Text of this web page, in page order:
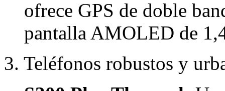
ofrece GPS de doble
pantalla AMOLED de
3. Teléfonos robustos y